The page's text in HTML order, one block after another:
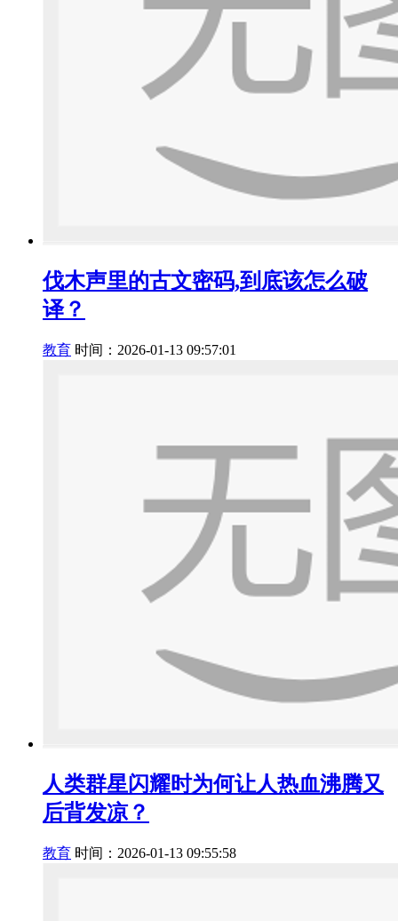
伐木声里的古文密码,到底该怎么破
译？
教育 时间：2026-01-13 09:57:01
人类群星闪耀时为何让人热血沸腾又
后背发凉？
教育 时间：2026-01-13 09:55:58